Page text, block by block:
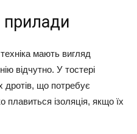
прилади
мають вигляд
відчутно. У тостері
дротів, що потребує
плавиться ізоляція, якщо їх